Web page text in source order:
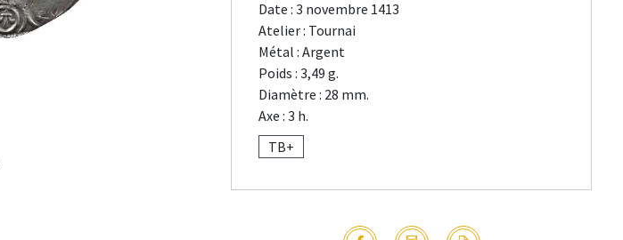
Date : 3 novembre 1413
Atelier : Tournai
Métal : Argent
Poids : 3,49 g.
Diamètre : 28 mm.
Axe : 3 h.
TB+